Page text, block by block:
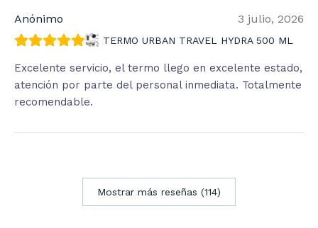
Anónimo 3 julio, 2026
TERMO URBAN TRAVEL HYDRA 500 ML
Excelente servicio, el termo llego en excelente estado,
atención por parte del personal inmediata. Totalmente
recomendable.
Mostrar más reseñas (114)